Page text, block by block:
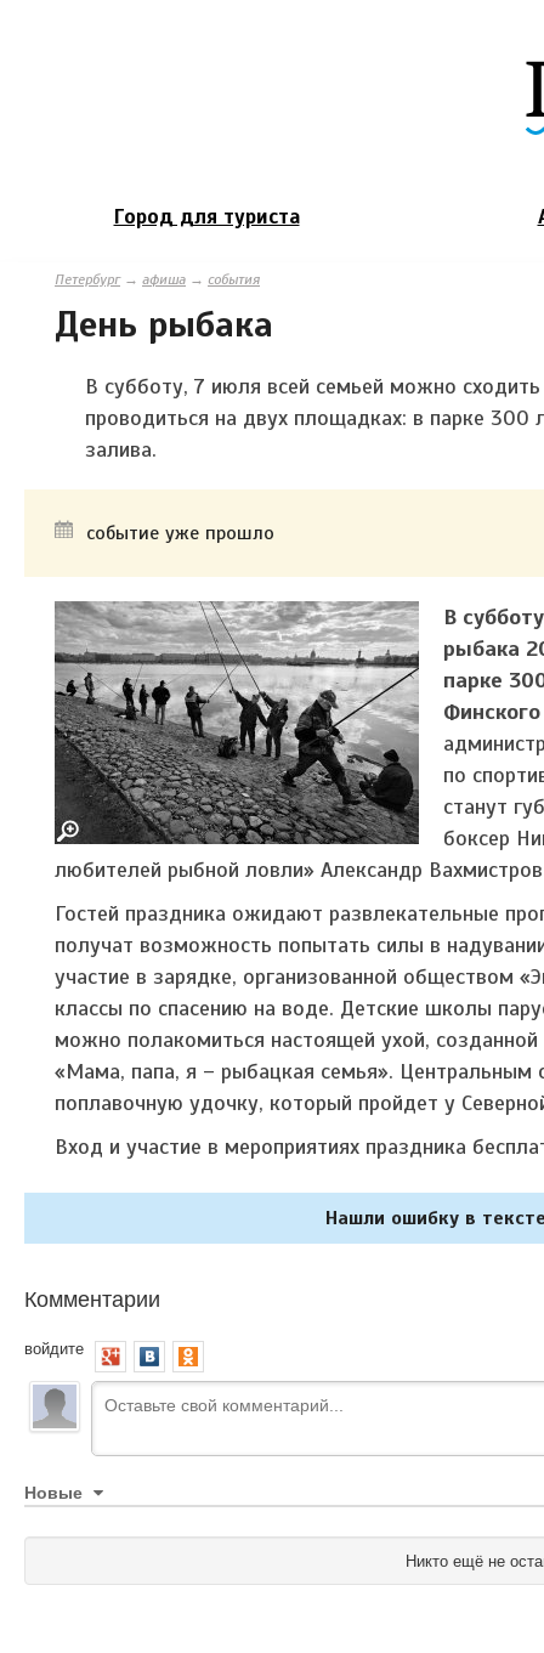
Город для туриста
Петербург→ афиша → события
День рыбака
В субботу, 7 июля всей семьей можно
проводиться на двух площадках: в парке 300
залива.
событие уже прошло
В
рыбака
парке
по
станут
боксер
любителей рыбной ловли» Александр
Гостей праздника ожидают развлекательные
получат возможность попытать силы в
участие в зарядке, организованной обществом
классы по спасению на воде. Детские школы
можно полакомиться настоящей ухой,
«Мама, папа, я – рыбацкая семья». Центральным
поплавочную удочку, который пройдет у
Вход и участие в мероприятиях праздника
Нашли ошибку в
Комментарии
войдите
Новые
Никто ещё не